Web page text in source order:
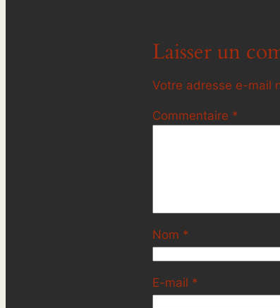
Laisser un
Votre adresse e-mail
Commentaire *
Nom *
E-mail *